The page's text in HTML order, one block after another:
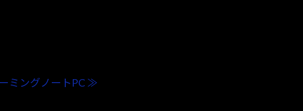
ミングノートPC ≫